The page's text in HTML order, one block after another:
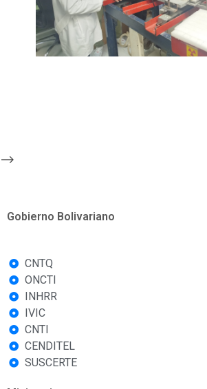
-->
Gobierno Bolivariano
CNTQ
ONCTI
INHRR
IVIC
CNTI
CENDITEL
SUSCERTE